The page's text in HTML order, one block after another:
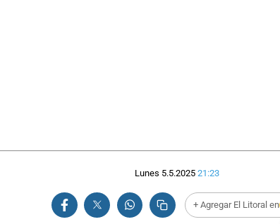
Lunes 5.5.2025 21:23
+ Agregar El Litoral en